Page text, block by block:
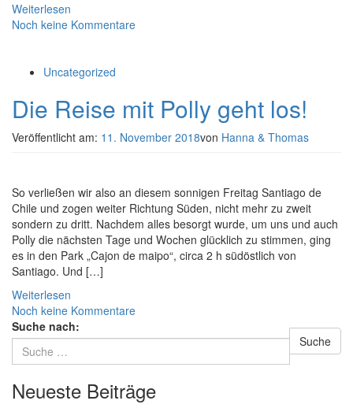
Weiterlesen
Noch keine Kommentare
Uncategorized
Die Reise mit Polly geht los!
Veröffentlicht am: 11. November 2018von Hanna & Thomas
So verließen wir also an diesem sonnigen Freitag Santiago de
Chile und zogen weiter Richtung Süden, nicht mehr zu zweit
sondern zu dritt. Nachdem alles besorgt wurde, um uns und auch
Polly die nächsten Tage und Wochen glücklich zu stimmen, ging
es in den Park „Cajon de maipo“, circa 2 h südöstlich von
Santiago. Und […]
Weiterlesen
Noch keine Kommentare
Suche nach:
Suche
Neueste Beiträge